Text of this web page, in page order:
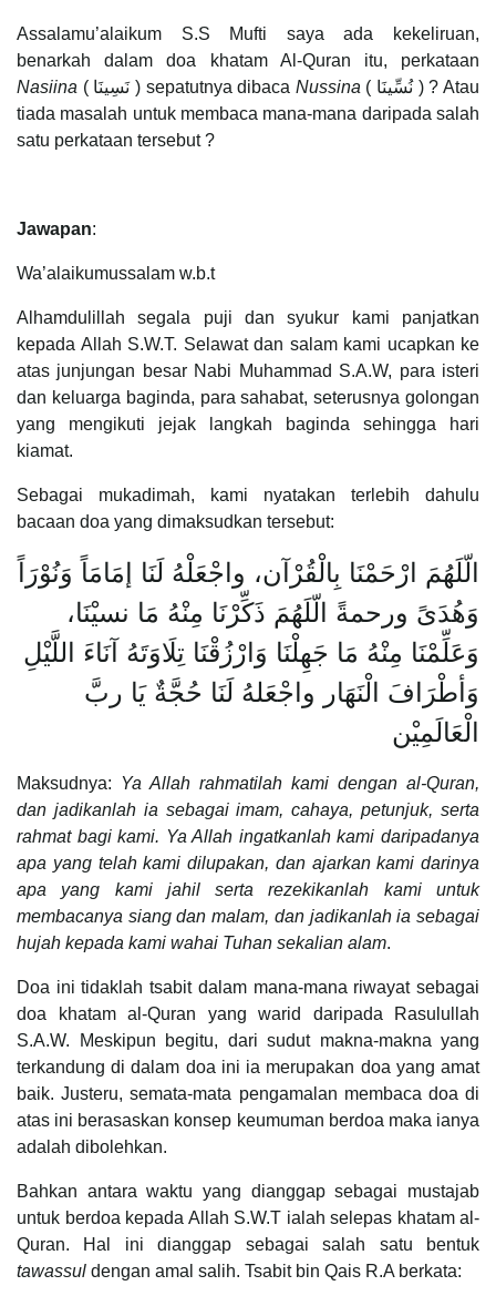
Assalamu’alaikum S.S Mufti saya ada kekeliruan,
benarkah dalam doa khatam Al-Quran itu, perkataan
Nasiina
( نَسِينَا ) sepatutnya dibaca Nussina ( نُسِّينَا ) ? Atau
tiada masalah untuk membaca mana-mana daripada salah
satu perkataan tersebut ?
Jawapan:
Wa’alaikumussalam w.b.t
Alhamdulillah segala puji dan syukur kami panjatkan
kepada Allah S.W.T. Selawat dan salam kami ucapkan ke
atas junjungan besar Nabi Muhammad S.A.W, para isteri
dan keluarga baginda, para sahabat, seterusnya golongan
yang mengikuti jejak langkah baginda sehingga hari
kiamat.
Sebagai mukadimah, kami nyatakan terlebih dahulu
bacaan doa yang dimaksudkan tersebut:
الّلَهُمَ ارْحَمْنَا بِالْقُرْآن، واجْعَلْهُ لَنَا إمَامَاً وَنُوْرَاً
وَهُدَىً ورحمةً الّلَهُمَ ذَكِّرْنَا مِنْهُ مَا نسيْنَا،
وَعَلِّمْنَا مِنْهُ مَا جَهِلْنَا وَارْزُقْنَا تِلَاوَتَهُ آنَاءَ اللَّيْلِ
وَأطْرَافَ الْنَهَار واجْعَلهُ لَنَا حُجَّةٌ يَا ربَّ
الْعَالَمِيْن
Maksudnya: Ya Allah rahmatilah kami dengan al-Quran,
dan jadikanlah ia sebagai imam, cahaya, petunjuk, serta
rahmat bagi kami. Ya Allah ingatkanlah kami daripadanya
apa yang telah kami dilupakan, dan ajarkan kami darinya
apa yang kami jahil serta rezekikanlah kami untuk
membacanya siang dan malam, dan jadikanlah ia sebagai
hujah kepada kami wahai Tuhan sekalian alam.
Doa ini tidaklah tsabit dalam mana-mana riwayat sebagai
doa khatam al-Quran yang warid daripada Rasulullah
S.A.W. Meskipun begitu, dari sudut makna-makna yang
terkandung di dalam doa ini ia merupakan doa yang amat
baik. Justeru, semata-mata pengamalan membaca doa di
atas ini berasaskan konsep keumuman berdoa maka ianya
adalah dibolehkan.
Bahkan antara waktu yang dianggap sebagai mustajab
untuk berdoa kepada Allah S.W.T ialah selepas khatam al-
Quran. Hal ini dianggap sebagai salah satu bentuk
tawassul dengan amal salih. Tsabit bin Qais R.A berkata: